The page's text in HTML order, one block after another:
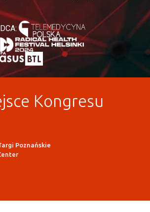
Kongresu
Poznańskie